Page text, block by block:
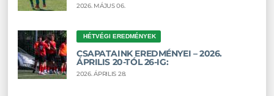
2026. MÁJUS 06.
HÉTVÉGI EREDMÉNYEK
CSAPATAINK EREDMÉNYEI – 2026.
ÁPRILIS 20-TÓL 26-IG:
2026. ÁPRILIS 28.